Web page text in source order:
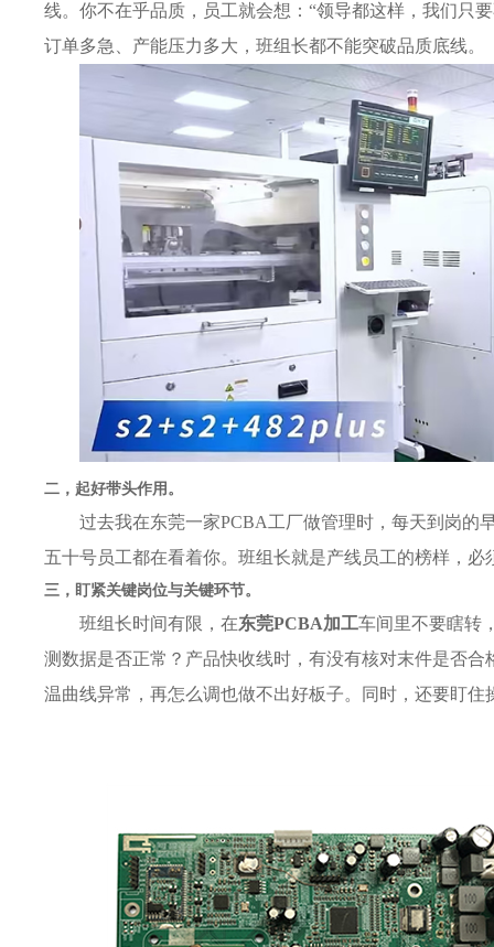
线。你不在乎品质，员工就会想：“领导都这样，我们只
订单多急、产能压力多大，班组长都不能突破品质底线。
二，起好带头作用。
过去我在东莞一家PCBA工厂做管理时，每天到岗的
五十号员工都在看着你。班组长就是产线员工的榜样，
三，盯紧关键岗位与关键环节。
班组长时间有限，在东莞PCBA加工车间里不要瞎转
测数据是否正常？产品快收线时，有没有核对末件是否
温曲线异常，再怎么调也做不出好板子。同时，还要盯